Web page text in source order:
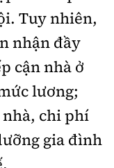
Tuy nhiên,
nhận đầy
cận nhà ở
lương;
chi phí
gia đình